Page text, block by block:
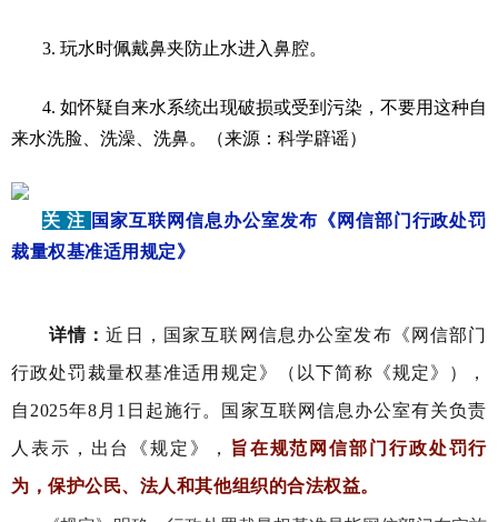
3. 玩水时佩戴鼻夹防止水进入鼻腔。
4. 如怀疑自来水系统出现破损或受到污染，不要用这种自
来水洗脸、洗澡、洗鼻。（来源：科学辟谣）
关 注 国家互联网信息办公室发布《网信部门行政处罚
裁量权基准适用规定》
详情：近日，国家互联网信息办公室发布《网信部门
行政处罚裁量权基准适用规定》（以下简称《规定》），
自2025年8月1日起施行。国家互联网信息办公室有关负责
人表示，出台《规定》，
旨在规范网信部门行政处罚行
为，保护公民、法人和其他组织的合法权益。